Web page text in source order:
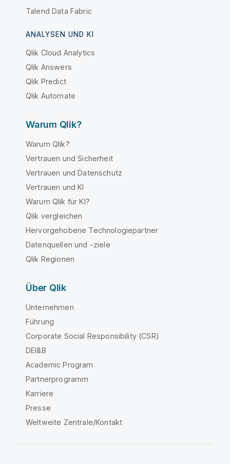
Talend Data Fabric
ANALYSEN UND KI
Qlik Cloud Analytics
Qlik Answers
Qlik Predict
Qlik Automate
Warum Qlik?
Warum Qlik?
Vertrauen und Sicherheit
Vertrauen und Datenschutz
Vertrauen und KI
Warum Qlik für KI?
Qlik vergleichen
Hervorgehobene Technologiepartner
Datenquellen und -ziele
Qlik Regionen
Über Qlik
Unternehmen
Führung
Corporate Social Responsibility (CSR)
DEI&B
Academic Program
Partnerprogramm
Karriere
Presse
Weltweite Zentrale/Kontakt